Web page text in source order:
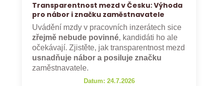
Transparentnost mezd v Česku: Výhoda
pro nábor i značku zaměstnavatele
Uvádění mzdy v pracovních inzerátech sice
zřejmě nebude povinné, kandidáti ho ale
očekávají. Zjistěte, jak transparentnost mezd
usnadňuje nábor a posiluje značku
zaměstnavatele.
Datum: 24.7.2026